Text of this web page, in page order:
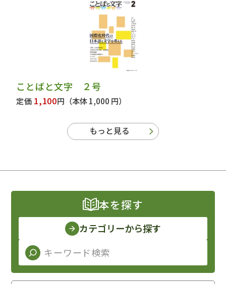
ことばと文字 ２号
定価 1,100円 （本体 1,000 円）
もっと見る
本を探す
カテゴリーから探す